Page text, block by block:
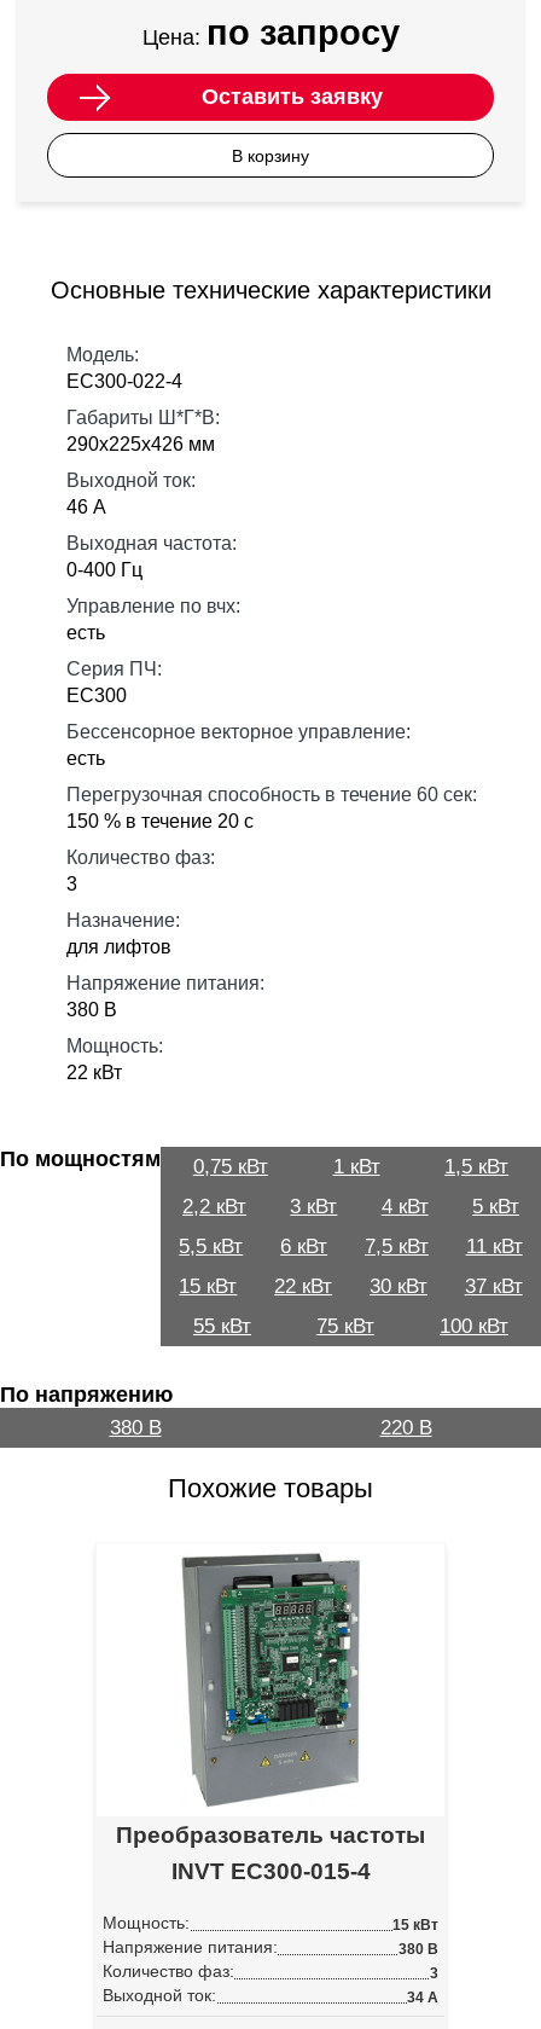
Цена: по запросу
Оставить заявку
В корзину
Основные технические характеристики
Модель:
EC300-022-4
Габариты Ш*Г*В:
290х225х426 мм
Выходной ток:
46 А
Выходная частота:
0-400 Гц
Управление по вчх:
есть
Серия ПЧ:
EC300
Бессенсорное векторное управление:
есть
Перегрузочная способность в течение 60 сек:
150 % в течение 20 с
Количество фаз:
3
Назначение:
для лифтов
Напряжение питания:
380 В
Мощность:
22 кВт
По мощностям 0,75 кВт 1 кВт
1,5 кВт
2,2 кВт
3 кВт 4 кВт
5 кВт
5,5 кВт
6 кВт 7,5 кВт
11 кВт
15 кВт
22 кВт 30 кВт
37 кВт
55 кВт
75 кВт 100 кВт
По напряжению
380 В 220 В
Похожие товары
Преобразователь частоты
INVT EC300-015-4
Мощность: 15 кВт
Напряжение питания: 380 В
Количество фаз: 3
Выходной ток: 34 А